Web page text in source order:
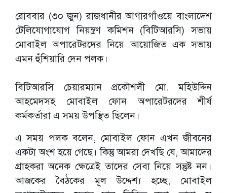
রোববার (৩০ জুন) রাজধানীর আগারগাঁওয়ে বাংলাদেশ
টেলিযোগাযোগ নিয়ন্ত্রণ কমিশন (বিটিআরসি) সভায়
মোবাইল অপারেটরদের নিয়ে আয়োজিত এক সভায়
এমন হুঁশিয়ারি দেন পলক।
বিটিআরসি চেয়ারম্যান প্রকৌশলী মো. মহিউদ্দিন
আহমেদসহ মোবাইল ফোন অপারেটরদের শীর্ষ
কর্মকর্তারা এ সময় উপস্থিত ছিলেন।
এ সময় পলক বলেন, মোবাইল ফোন এখন জীবনের
একটা অংশ হয়ে গেছে। কিন্তু আমরা দেখছি যে, আমাদের
গ্রাহকরা অনেক ক্ষেত্রেই তাদের সেবা নিয়ে সন্তুষ্ট নন।
আজকের বৈঠকের মূল উদ্দেশ্য হচ্ছে, মোবাইল